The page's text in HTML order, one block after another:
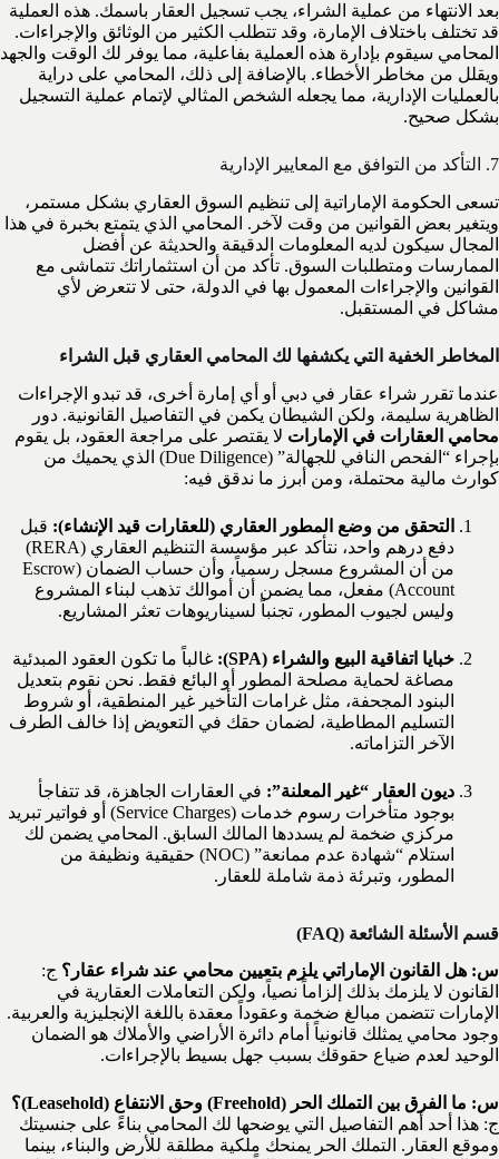
بعد الانتهاء من عملية الشراء، يجب تسجيل العقار باسمك. هذه العملية
قد تختلف باختلاف الإمارة، وقد تتطلب الكثير من الوثائق والإجراءات.
المحامي سيقوم بإدارة هذه العملية بفاعلية، مما يوفر لك الوقت والجهد
ويقلل من مخاطر الأخطاء. بالإضافة إلى ذلك، المحامي على دراية
بالعمليات الإدارية، مما يجعله الشخص المثالي لإتمام عملية التسجيل
بشكل صحيح.
7. التأكد من التوافق مع المعايير الإدارية
تسعى الحكومة الإماراتية إلى تنظيم السوق العقاري بشكل مستمر،
ويتغير بعض القوانين من وقت لآخر. المحامي الذي يتمتع بخبرة في هذا
المجال سيكون لديه المعلومات الدقيقة والحديثة عن أفضل
الممارسات ومتطلبات السوق. تأكد من أن استثماراتك تتماشى مع
القوانين والإجراءات المعمول بها في الدولة، حتى لا تتعرض لأي
مشاكل في المستقبل.
المخاطر الخفية التي يكشفها لك المحامي العقاري قبل الشراء
عندما تقرر شراء عقار في دبي أو أي إمارة أخرى، قد تبدو الإجراءات
الظاهرية سليمة، ولكن الشيطان يكمن في التفاصيل القانونية. دور
محامي العقارات في الإمارات لا يقتصر على مراجعة العقود، بل يقوم
بإجراء “الفحص النافي للجهالة” (Due Diligence) الذي يحميك من
كوارث مالية محتملة، ومن أبرز ما ندقق فيه:
التحقق من وضع المطور العقاري (للعقارات قيد الإنشاء): قبل
دفع درهم واحد، نتأكد عبر مؤسسة التنظيم العقاري (RERA)
من أن المشروع مسجل رسمياً، وأن حساب الضمان (Escrow
Account) مفعل، مما يضمن أن أموالك تذهب لبناء المشروع
وليس لجيوب المطور، تجنباً لسيناريوهات تعثر المشاريع.
خبايا اتفاقية البيع والشراء (SPA):
غالباً ما تكون العقود المبدئية
مصاغة لحماية مصلحة المطور أو البائع فقط. نحن نقوم بتعديل
البنود المجحفة، مثل غرامات التأخير غير المنطقية، أو شروط
التسليم المطاطية، لضمان حقك في التعويض إذا خالف الطرف
الآخر التزاماته.
ديون العقار “غير المعلنة”: في العقارات الجاهزة، قد تتفاجأ
بوجود متأخرات رسوم خدمات (Service Charges) أو فواتير تبريد
مركزي ضخمة لم يسددها المالك السابق. المحامي يضمن لك
استلام “شهادة عدم ممانعة” (NOC) حقيقية ونظيفة من
المطور، وتبرئة ذمة شاملة للعقار.
قسم الأسئلة الشائعة (FAQ)
س: هل القانون الإماراتي يلزم بتعيين محامي عند شراء عقار؟ ج:
القانون لا يلزمك بذلك إلزاماً نصياً، ولكن التعاملات العقارية في
الإمارات تتضمن مبالغ ضخمة وعقوداً معقدة باللغة الإنجليزية والعربية.
وجود محامي يمثلك قانونياً أمام دائرة الأراضي والأملاك هو الضمان
الوحيد لعدم ضياع حقوقك بسبب جهل بسيط بالإجراءات.
س: ما الفرق بين التملك الحر (Freehold) وحق الانتفاع (Leasehold)؟
ج: هذا أحد أهم التفاصيل التي يوضحها لك المحامي بناءً على جنسيتك
وموقع العقار. التملك الحر يمنحك ملكية مطلقة للأرض والبناء، بينما